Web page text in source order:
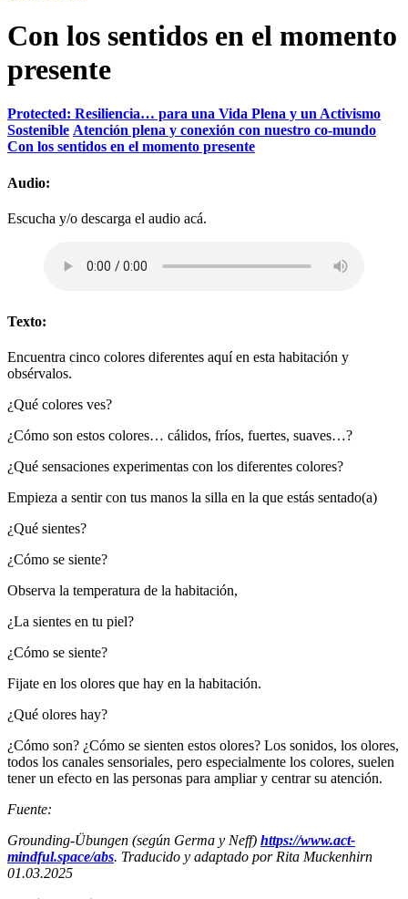
Con los sentidos en el momento
presente
Protected: Resiliencia… para una Vida Plena y un Activismo
Sostenible Atención plena y conexión con nuestro co-mundo
Con los sentidos en el momento presente
Audio:
Escucha y/o descarga el audio acá.
Texto:
Encuentra cinco colores diferentes aquí en esta habitación y
obsérvalos.
¿Qué colores ves?
¿Cómo son estos colores… cálidos, fríos, fuertes, suaves…?
¿Qué sensaciones experimentas con los diferentes colores?
Empieza a sentir con tus manos la silla en la que estás sentado(a)
¿Qué sientes?
¿Cómo se siente?
Observa la temperatura de la habitación,
¿La sientes en tu piel?
¿Cómo se siente?
Fijate en los olores que hay en la habitación.
¿Qué olores hay?
¿Cómo son? ¿Cómo se sienten estos olores? Los sonidos, los olores,
todos los canales sensoriales, pero especialmente los colores, suelen
tener un efecto en las personas para ampliar y centrar su atención.
Fuente:
Grounding-Übungen (según Germa y Neff) https://www.act-
mindful.space/abs. Traducido y adaptado por Rita Muckenhirn
01.03.2025